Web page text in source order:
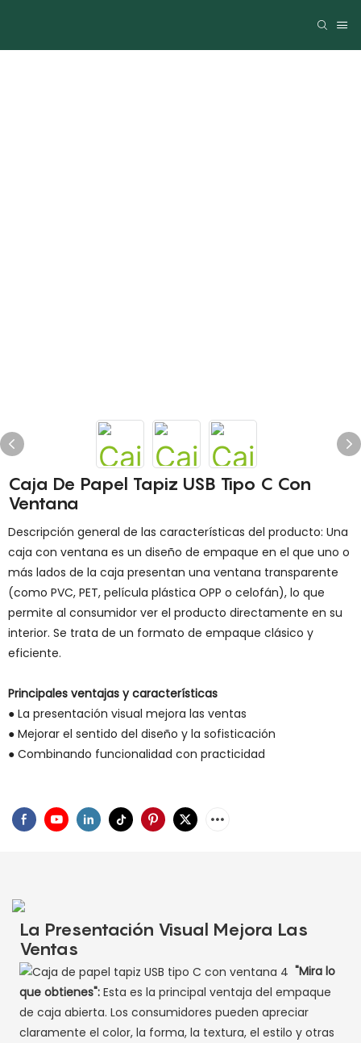
Caja De Papel Tapiz USB Tipo C Con
Ventana
Descripción general de las características del producto: Una
caja con ventana es un diseño de empaque en el que uno o
más lados de la caja presentan una ventana transparente
(como PVC, PET, película plástica OPP o celofán), lo que
permite al consumidor ver el producto directamente en su
interior. Se trata de un formato de empaque clásico y
eficiente.
Principales ventajas y características
● La presentación visual mejora las ventas
● Mejorar el sentido del diseño y la sofisticación
● Combinando funcionalidad con practicidad
La Presentación Visual Mejora Las
Ventas
"Mira lo
que obtienes":Esta es la principal ventaja del empaque
de caja abierta. Los consumidores pueden apreciar
claramente el color, la forma, la textura, el estilo y otras